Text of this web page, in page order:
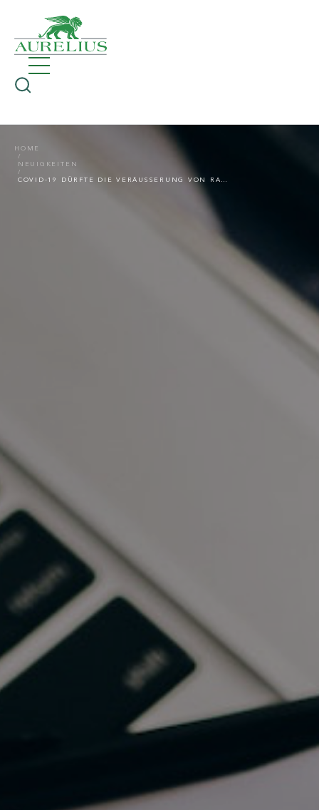
HOME
NEUIGKEITEN
COVID-19 DÜRFTE DIE VERÄUSSERUNG VON RANDBEREICHEN BEI EUROPÄISCHEN KONZERNEN IM JAHR 2021 BESCHLEUNIGEN